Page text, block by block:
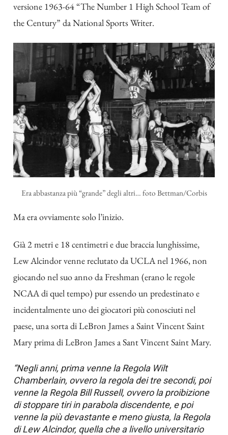
versione 1963-64 “The Number 1 High School Team of
the Century” da National Sports Writer.
Era abbastanza più “grande” degli altri… foto Bettman/Corbis
Ma era ovviamente solo l’inizio.
Già 2 metri e 18 centimetri e due braccia lunghissime,
Lew Alcindor venne reclutato da UCLA nel 1966, non
giocando nel suo anno da Freshman (erano le regole
NCAA di quel tempo) pur essendo un predestinato e
incidentalmente uno dei giocatori più conosciuti nel
paese, una sorta di LeBron James a Saint Vincent Saint
Mary prima di LeBron James a Sant Vincent Saint Mary.
“Negli anni, prima venne la Regola Wilt
Chamberlain, ovvero la regola dei tre secondi, poi
venne la Regola Bill Russell, ovvero la proibizione
di stoppare tiri in parabola discendente, e poi
venne la più devastante e meno giusta, la Regola
di Lew Alcindor, quella che a livello universitario